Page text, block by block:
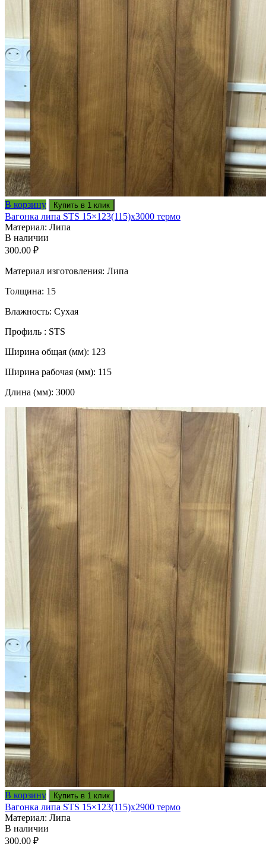
В корзину Купить в 1 клик
Вагонка липа STS 15×123(115)x3000 термо
Материал: Липа
В наличии
300.00 ₽
Материал изготовления: Липа
Толщина: 15
Влажность: Сухая
Профиль : STS
Ширина общая (мм): 123
Ширина рабочая (мм): 115
Длина (мм): 3000
В корзину Купить в 1 клик
Вагонка липа STS 15×123(115)x2900 термо
Материал: Липа
В наличии
300.00 ₽